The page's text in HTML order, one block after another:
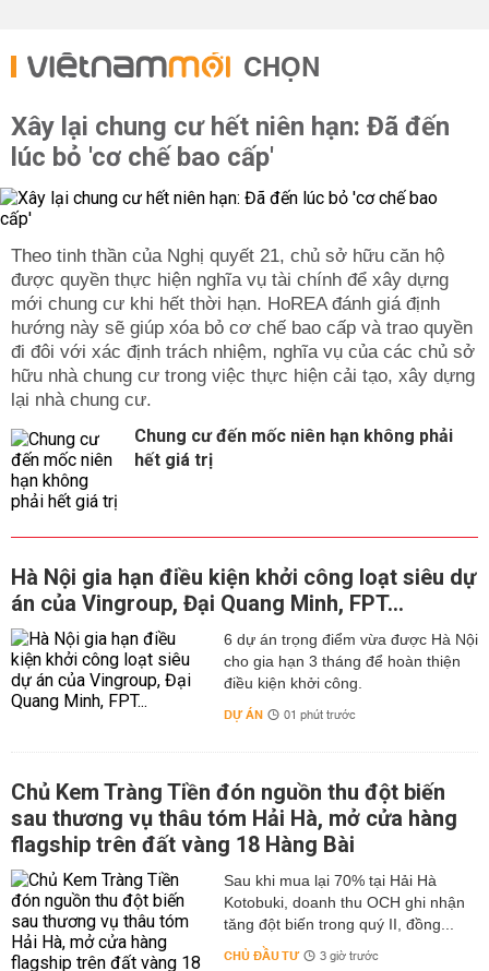
CHỌN
Xây lại chung cư hết niên hạn: Đã đến
lúc bỏ 'cơ chế bao cấp'
Theo tinh thần của Nghị quyết 21, chủ sở hữu căn hộ
được quyền thực hiện nghĩa vụ tài chính để xây dựng
mới chung cư khi hết thời hạn. HoREA đánh giá định
hướng này sẽ giúp xóa bỏ cơ chế bao cấp và trao quyền
đi đôi với xác định trách nhiệm, nghĩa vụ của các chủ sở
hữu nhà chung cư trong việc thực hiện cải tạo, xây dựng
lại nhà chung cư.
Chung cư đến mốc niên hạn không phải
hết giá trị
Hà Nội gia hạn điều kiện khởi công loạt siêu dự
án của Vingroup, Đại Quang Minh, FPT...
6 dự án trọng điểm vừa được Hà Nội
cho gia hạn 3 tháng để hoàn thiện
điều kiện khởi công.
DỰ ÁN 01 phút trước
Chủ Kem Tràng Tiền đón nguồn thu đột biến
sau thương vụ thâu tóm Hải Hà, mở cửa hàng
flagship trên đất vàng 18 Hàng Bài
Sau khi mua lại 70% tại Hải Hà
Kotobuki, doanh thu OCH ghi nhận
tăng đột biến trong quý II, đồng...
CHỦ ĐẦU TƯ 3 giờ trước